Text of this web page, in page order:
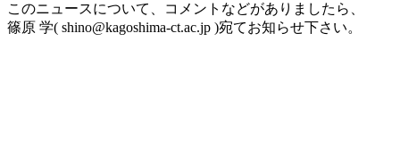
このニュースについて、コメントなどがありましたら、
篠原 学( shino@kagoshima-ct.ac.jp )宛てお知らせ下さい。